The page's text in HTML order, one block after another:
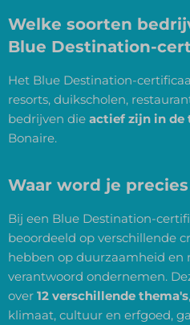
Welke soorten
Blue Destination-
Het Blue Destination-
resorts, duikscholen,
bedrijven dieactief zijn in de
Bonaire.
Waar word je
Bij een Blue Destination-
beoordeeld op verschillende
hebben op duurzaamheid en
verantwoord ondernemen.
over12 verschillende thema's
klimaat, cultuur en erfgoed,